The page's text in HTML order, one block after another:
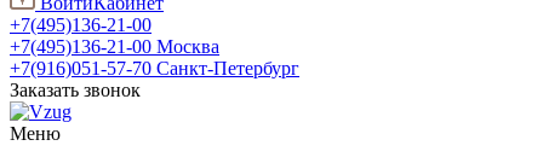
+7(495)136-21-00‬
+7(495)136-21-00‬ Москва
+7(916)051-57-70 Санкт-Петербург
Заказать звонок
Меню